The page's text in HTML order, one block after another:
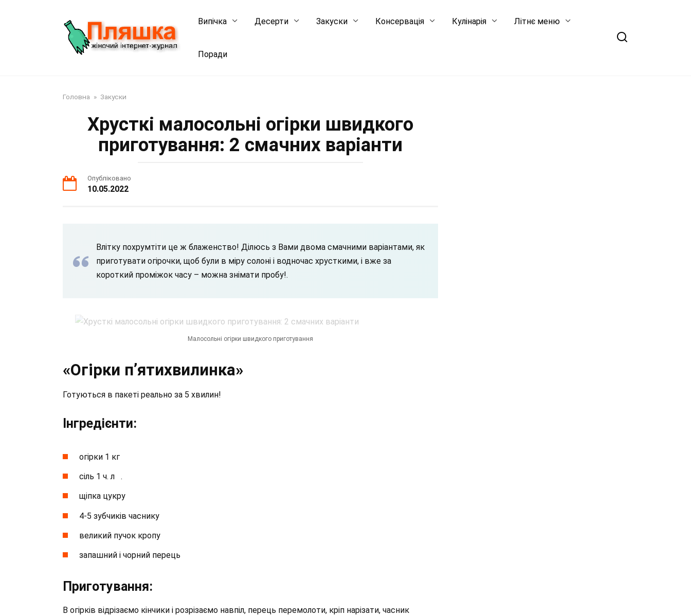
Випічка Десерти Закуски Консервація Кулінарія Літнє меню
Поради
Головна » Закуски
Хрусткі малосольні огірки швидкого
приготування: 2 смачних варіанти
Опубліковано
10.05.2022
Влітку похрумтіти це ж блаженство! Ділюсь з Вами двома смачними варіантами, як
приготувати огірочки, щоб були в міру солоні і водночас хрусткими, і вже за
короткий проміжок часу – можна знімати пробу!.
Малосольні огірки швидкого приготування
«Огірки п’ятихвилинка»⁣⁣
Готуються в пакеті реально за 5 хвилин!
Інгредієнти:⁣⁣⠀
огірки 1 кг⁣⁣⠀
сіль 1 ч. л⁣⁣⠀.
щіпка цукру⁣⁣⠀
4-5 зубчиків часнику⁣⁣⠀
великий пучок кропу⁣⁣⠀
запашний і чорний перець⁣⁣⠀
Приготування:⁣⁣⠀
В огірків відрізаємо кінчики і розрізаємо навпіл, перець перемолоти, кріп нарізати, часник